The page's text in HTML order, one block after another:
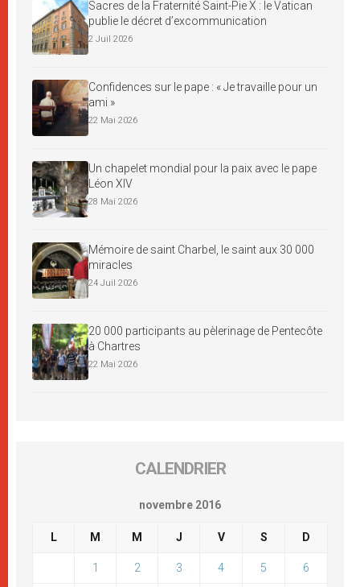
Sacres de la Fraternité Saint-Pie X : le Vatican
publie le décret d’excommunication
2 Juil 2026
Confidences sur le pape : « Je travaille pour un
ami »
22 Mai 2026
Un chapelet mondial pour la paix avec le pape
Léon XIV
28 Mai 2026
Mémoire de saint Charbel, le saint aux 30 000
miracles
24 Juil 2026
20 000 participants au pèlerinage de Pentecôte
à Chartres
22 Mai 2026
CALENDRIER
novembre 2016
L M M J V S D
1 2 3 4 5 6